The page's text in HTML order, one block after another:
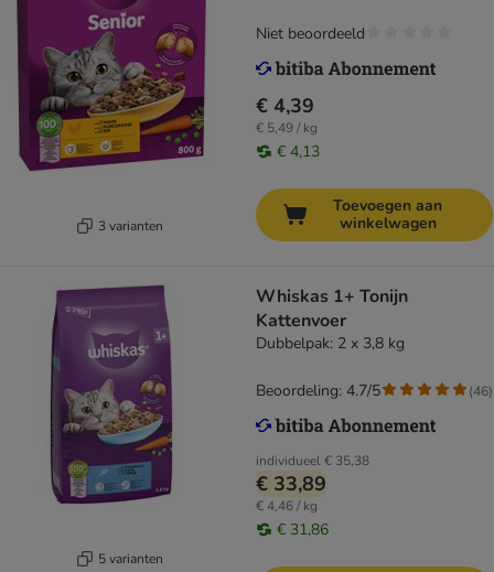
3 varianten
€ 4,39
€ 5,49 / kg
€ 4,13
Niet beoordeeld
Toevoegen aan
winkelwagen
5 varianten
Whiskas 1+ Tonijn
Kattenvoer
Dubbelpak: 2 x 3,8 kg
individueel€ 35,38
€ 33,89
€ 4,46 / kg
€ 31,86
Beoordeling: 4.7/5 (46)